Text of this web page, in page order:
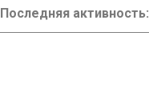
Последняя активность: